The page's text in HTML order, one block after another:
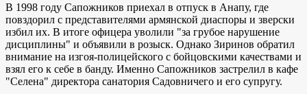
В 1998 году Сапожников приехал в отпуск в Анапу, где
повздорил с представителями армянской диаспоры и зверски
избил их. В итоге офицера уволили "за грубое нарушение
дисциплины" и объявили в розыск. Однако Зиринов обратил
внимание на изгоя-полицейского с бойцовскими качествами и
взял его к себе в банду. Именно Сапожников застрелил в кафе
"Селена" директора санатория Садовничего и его супругу.